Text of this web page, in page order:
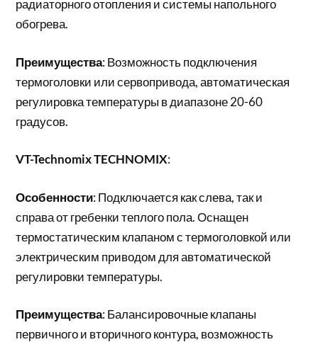
радиаторного отопления и системы напольного
обогрева.
Преимущества: Возможность подключения
термоголовки или сервопривода, автоматическая
регулировка температуры в диапазоне 20-60
градусов.
VT-Technomix TECHNOMIX:
Особенности: Подключается как слева, так и
справа от гребенки теплого пола. Оснащен
термостатическим клапаном с термоголовкой или
электрическим приводом для автоматической
регулировки температуры.
Преимущества: Балансировочные клапаны
первичного и вторичного контура, возможность